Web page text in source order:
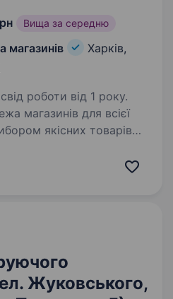
Вища за середню
магазинів
Харків,
роботи від 1 року.
магазинів для всієї
якісних товарів
бренду в Україні є
Жуковського,